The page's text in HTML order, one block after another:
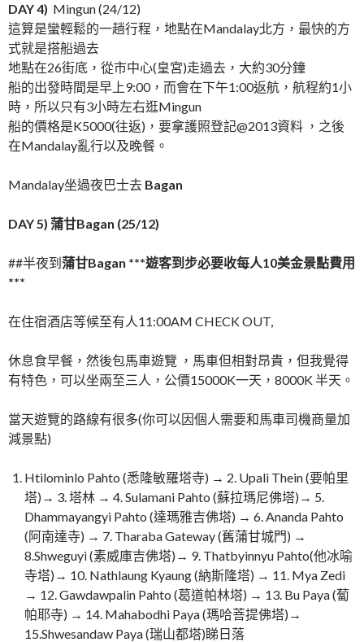
DAY 4) Mingun (24/12)
這算是蠻輕鬆的一趟行程，地點在Mandalay北方，最快的方
式就是搭船過去
地點在26街底，從市中心(皇宮)走過去，大約30分鐘
船的出發時間是早上9:00，而會在下午1:00返航，航程約1小
時，所以只有3小時左右逛Mingun
船的價格是K5000(往返)，要拿護照登記@2013資料 ，之後
在Mandalay亂行以及晚餐。
Mandalay坐過夜巴士去 Bagan
DAY 5) 蒲甘Bagan (25/12)
##半夜到蒲甘Bagan ***遊客到步必要收每人10美金景點費用
***
在住宿酒店等候至有人11:00AM CHECK OUT,
休息食早餐，然後包馬車遊覽 ，馬車但相對昂貴，但我覺得
有特色，可以坐兩至三人，公價15000K一天，8000K 半天。
當天遊覽的路線有很多(你可以因個人需要和馬車司機商量加
減景點)
Htilominlo Pahto (悉隆敏羅塔寺) → 2. Upali Thein (要帕里
塔)→ 3. 塔林 → 4. Sulamani Pahto (蘇拉瑪尼佛塔)→ 5.
Dhammayangyi Pahto (達瑪雅吉佛塔) → 6. Ananda Pahto
(阿南達寺) → 7. Tharaba Gateway (舊蒲甘城門) →
8.Shweguyi (素威庫吉佛塔)→ 9. Thatbyinnyu Pahto(他冰喻
寺塔)→ 10. Nathlaung Kyaung (納斯隆塔) → 11. Mya Zedi
→ 12. Gawdawpalin Pahto (葛道帕林塔) → 13. Bu Paya (蔔
帕耶寺) → 14. Mahabodhi Paya (瑪哈菩提佛塔)→
15.Shwesandaw Paya (瑞山都塔)睇日落